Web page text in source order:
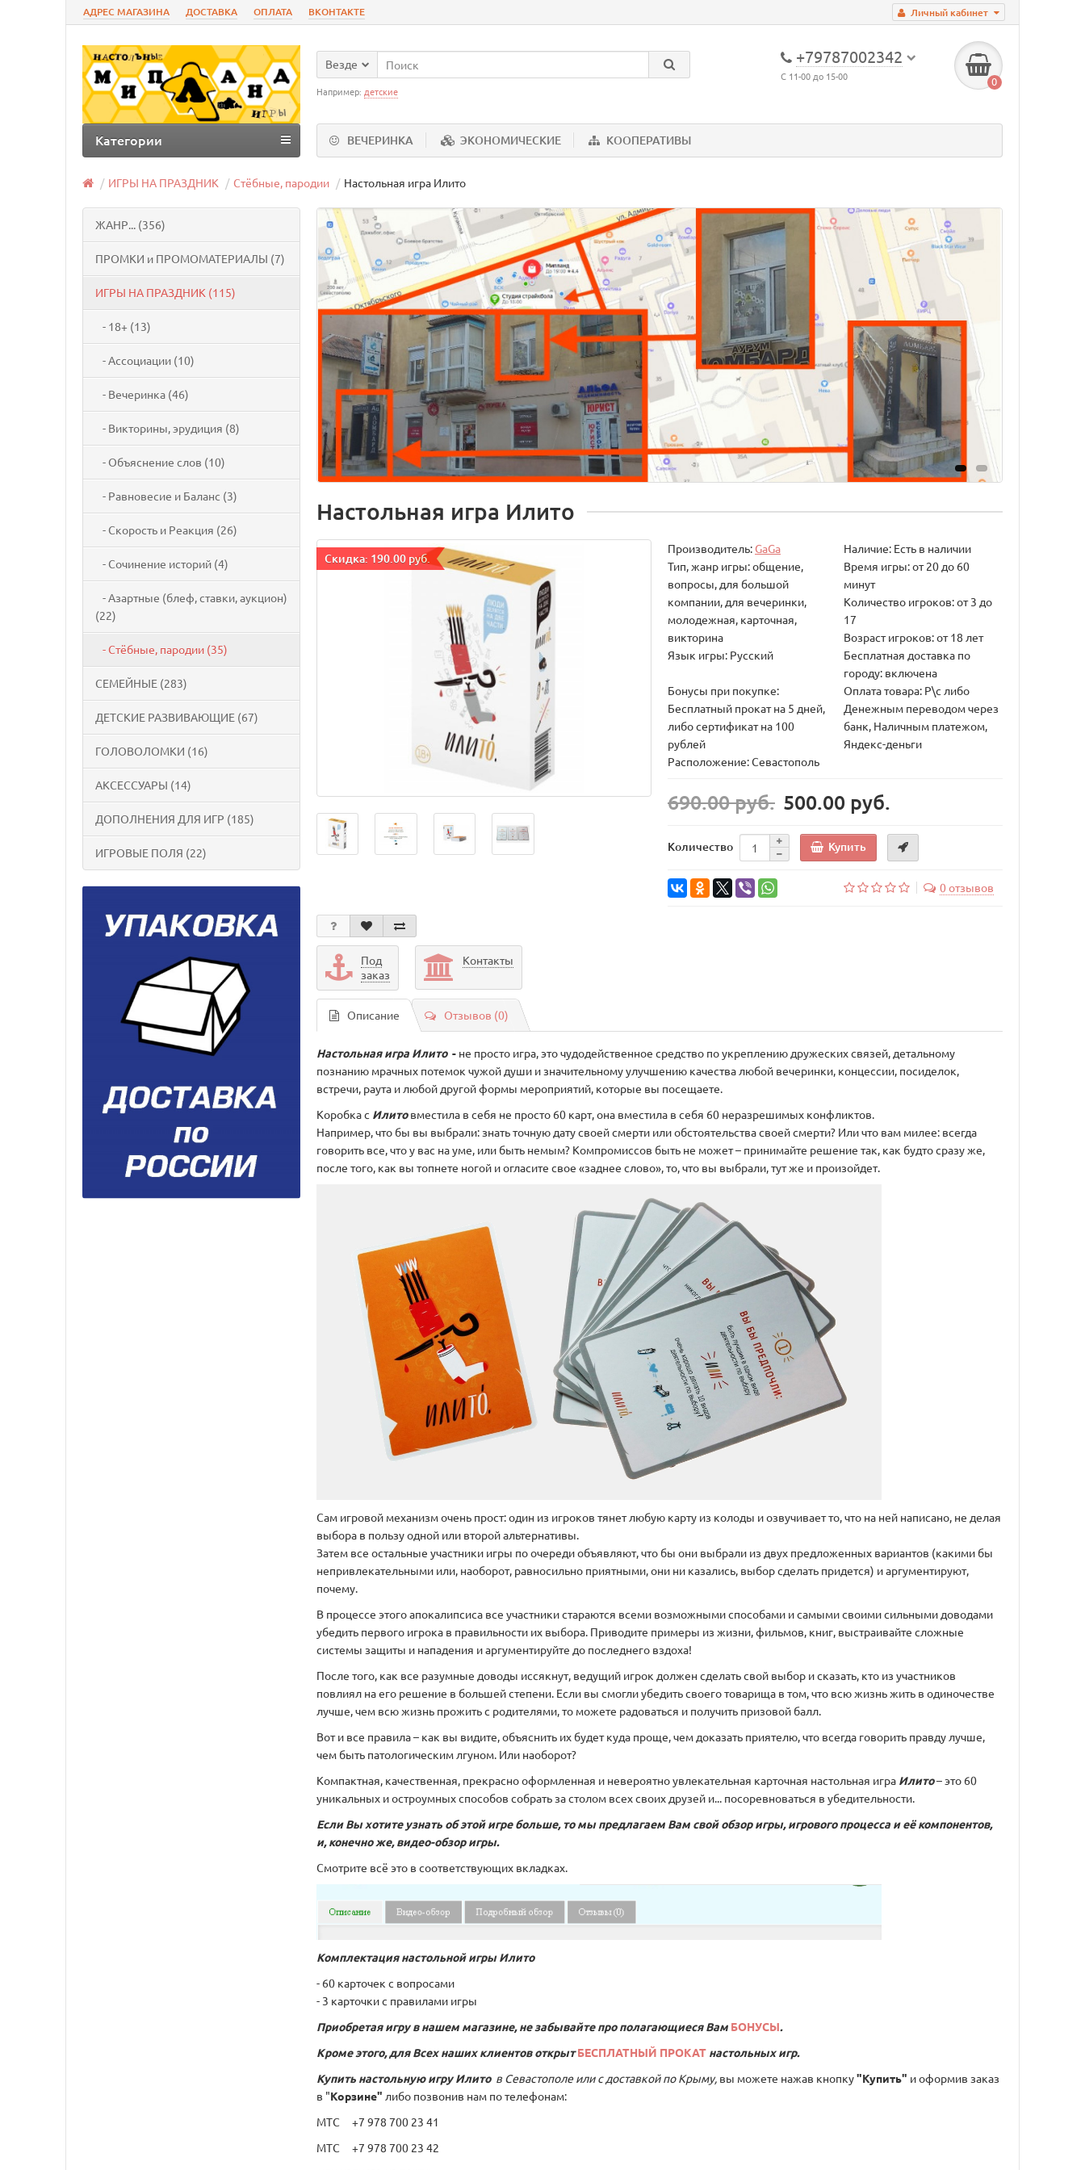
Личный кабинет
АДРЕС МАГАЗИНА ДОСТАВКА ОПЛАТА ВКОНТАКТЕ
+79787002342
С 11-00 до 15-00 0
Везде
Например: детские
ВЕЧЕРИНКА ЭКОНОМИЧЕСКИЕ КООПЕРАТИВЫ
Категории
ИГРЫ НА ПРАЗДНИК Стёбные, пародии Настольная игра Илито
ЖАНР... (356)
ПРОМКИ и ПРОМОМАТЕРИАЛЫ (7)
ИГРЫ НА ПРАЗДНИК (115)
- 18+ (13)
- Ассоциации (10)
- Вечеринка (46)
- Викторины, эрудиция (8)
- Объяснение слов (10)
- Равновесие и Баланс (3)
- Скорость и Реакция (26)
- Сочинение историй (4)
- Азартные (блеф, ставки, аукцион)
(22)
- Стёбные, пародии (35)
СЕМЕЙНЫЕ (283)
ДЕТСКИЕ РАЗВИВАЮЩИЕ (67)
ГОЛОВОЛОМКИ (16)
АКСЕССУАРЫ (14)
ДОПОЛНЕНИЯ ДЛЯ ИГР (185)
ИГРОВЫЕ ПОЛЯ (22)
Настольная игра Илито
Cкидка: 190.00 руб.
Производитель: GaGa
Наличие: Есть в наличии
Тип, жанр игры: общение,
вопросы, для большой
компании, для вечеринки,
молодежная, карточная,
викторина
Время игры: от 20 до 60
минут
Количество игроков: от 3 до
17
Возраст игроков: от 18 лет
Язык игры: Русский
Бесплатная доставка по
городу: включена
Бонусы при покупке:
Бесплатный прокат на 5 дней,
либо сертификат на 100
рублей
Оплата товара: Р\с либо
Денежным переводом через
банк, Наличным платежом,
Яндекс-деньги
Расположение: Севастополь
690.00 руб. 500.00 руб.
Количество Купить
0 отзывов
Под
заказ
Контакты
Описание Отзывов (0)
Настольная игра Илито - не просто игра, это чудодейственное средство по укреплению дружеских связей, детальному
познанию мрачных потемок чужой души и значительному улучшению качества любой вечеринки, концессии, посиделок,
встречи, раута и любой другой формы мероприятий, которые вы посещаете.
Коробка с Илитовместила в себя не просто 60 карт, она вместила в себя 60 неразрешимых конфликтов.
Например, что бы вы выбрали: знать точную дату своей смерти или обстоятельства своей смерти? Или что вам милее: всегда
говорить все, что у вас на уме, или быть немым? Компромиссов быть не может – принимайте решение так, как будто сразу же,
после того, как вы топнете ногой и огласите свое «заднее слово», то, что вы выбрали, тут же и произойдет.
Сам игровой механизм очень прост: один из игроков тянет любую карту из колоды и озвучивает то, что на ней написано, не делая
выбора в пользу одной или второй альтернативы.
Затем все остальные участники игры по очереди объявляют, что бы они выбрали из двух предложенных вариантов (какими бы
непривлекательными или, наоборот, равносильно приятными, они ни казались, выбор сделать придется) и аргументируют,
почему.
В процессе этого апокалипсиса все участники стараются всеми возможными способами и самыми своими сильными доводами
убедить первого игрока в правильности их выбора. Приводите примеры из жизни, фильмов, книг, выстраивайте сложные
системы защиты и нападения и аргументируйте до последнего вздоха!
После того, как все разумные доводы иссякнут, ведущий игрок должен сделать свой выбор и сказать, кто из участников
повлиял на его решение в большей степени. Если вы смогли убедить своего товарища в том, что всю жизнь жить в одиночестве
лучше, чем всю жизнь прожить с родителями, то можете радоваться и получить призовой балл.
Вот и все правила – как вы видите, объяснить их будет куда проще, чем доказать приятелю, что всегда говорить правду лучше,
чем быть патологическим лгуном. Или наоборот?
Компактная, качественная, прекрасно оформленная и невероятно увлекательная карточная настольная игра Илито– это 60
уникальных и остроумных способов собрать за столом всех своих друзей и... посоревноваться в убедительности.
Если Вы хотите узнать об этой игре больше, то мы предлагаем Вам свой обзор игры, игрового процесса и её компонентов,
и, конечно же, видео-обзор игры.
Смотрите всё это в соответствующих вкладках.
Комплектация настольной игрыИлито
- 60 карточек с вопросами
- 3 карточки с правилами игры
Приобретая игру в нашем магазине, не забывайте про полагающиеся Вам БОНУСЫ.
Кроме этого, для Всех наших клиентов открыт БЕСПЛАТНЫЙ ПРОКАТ настольных игр.
Купить настольную игру Илито в Севастополе или с доставкой по Крыму, вы можете нажав кнопку"Купить" и оформив заказ
в "Корзине" либо позвонив нам по телефонам:
МТС +7 978 700 23 41
МТС +7 978 700 23 42